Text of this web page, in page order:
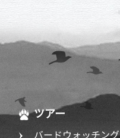
ツアー
バードウォッチング